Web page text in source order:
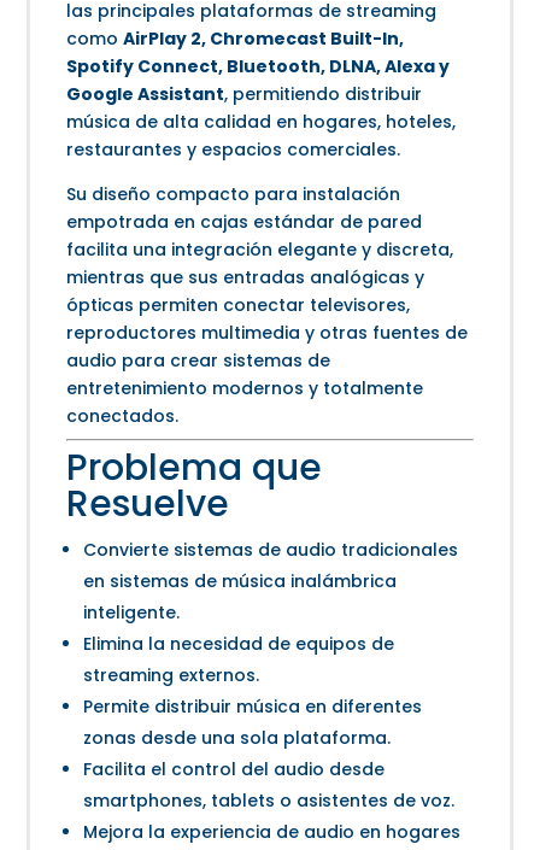
las principales plataformas de streaming
comoAirPlay 2, Chromecast Built-In,
Spotify Connect, Bluetooth, DLNA, Alexa y
Google Assistant, permitiendo distribuir
música de alta calidad en hogares, hoteles,
restaurantes y espacios comerciales.
Su diseño compacto para instalación
empotrada en cajas estándar de pared
facilita una integración elegante y discreta,
mientras que sus entradas analógicas y
ópticas permiten conectar televisores,
reproductores multimedia y otras fuentes de
audio para crear sistemas de
entretenimiento modernos y totalmente
conectados.
Problema que
Resuelve
Convierte sistemas de audio tradicionales
en sistemas de música inalámbrica
inteligente.
Elimina la necesidad de equipos de
streaming externos.
Permite distribuir música en diferentes
zonas desde una sola plataforma.
Facilita el control del audio desde
smartphones, tablets o asistentes de voz.
Mejora la experiencia de audio en hogares